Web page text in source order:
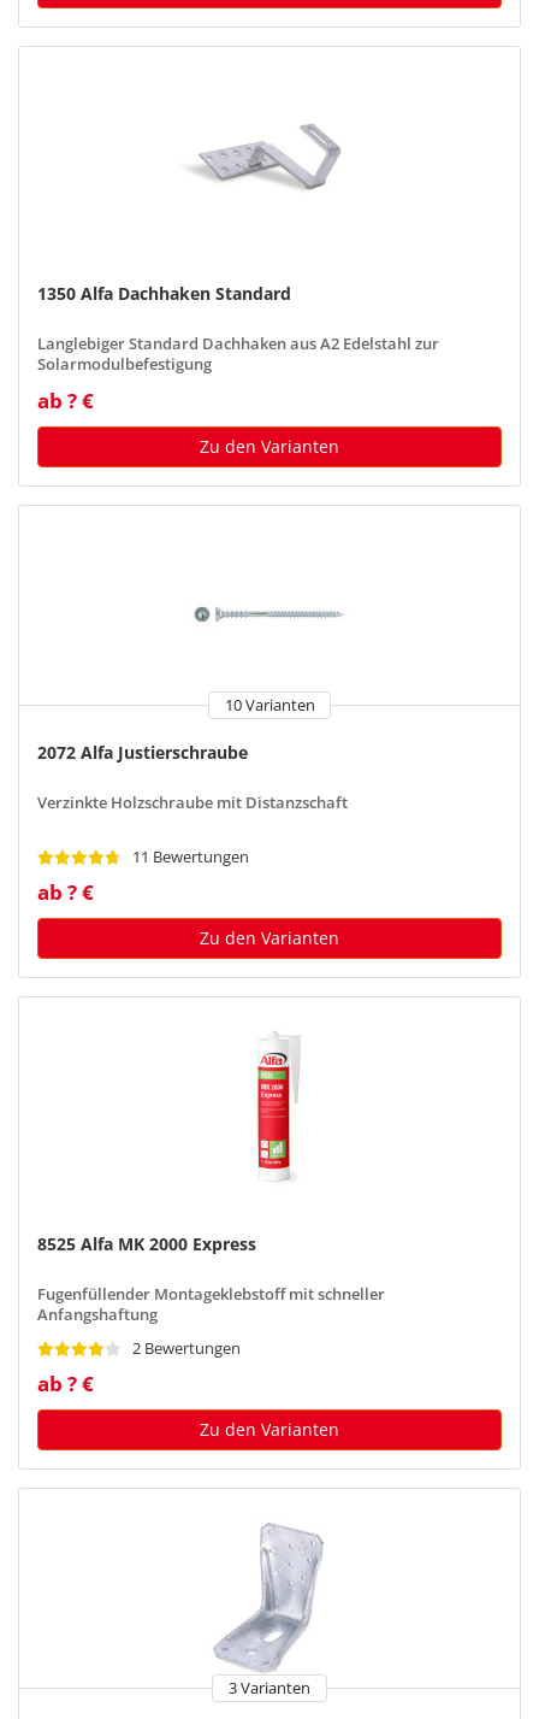
1350 Alfa Dachhaken Standard
Langlebiger Standard Dachhaken aus A2 Edelstahl zur
Solarmodulbefestigung
ab ? €
Zu den Varianten
10 Varianten
2072 Alfa Justierschraube
Verzinkte Holzschraube mit Distanzschaft
11 Bewertungen
ab ? €
Zu den Varianten
8525 Alfa MK 2000 Express
Fugenfüllender Montageklebstoff mit schneller
Anfangshaftung
2 Bewertungen
ab ? €
Zu den Varianten
3 Varianten